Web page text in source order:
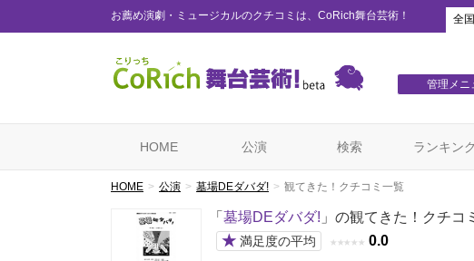
お薦め演劇・ミュージカルのクチコミは、CoRich舞台芸術！ 全国
管理メニ
HOME 公演 検索 ランキン
HOME 公演 墓場DEダバダ! 観てきた！クチコミ一覧
「 墓場DEダバダ! 」の観てきた！クチコ
★ 満足度の平均 ★ ★ ★ ★ ★ 0.0